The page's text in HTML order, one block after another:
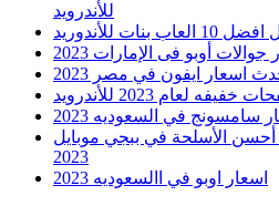
للأندرويد
بنات للأندوريد
جوالات أوبو فى الإمارات 2023
اسعار ايفون في مصر 2023
سامسونج في السعوديه 2023
– أحسن الأسلحة في ببجي موبايل
2023
اسعار اوبو في االسعوديه 2023